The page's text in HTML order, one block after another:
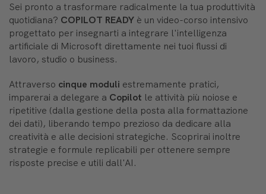
Sei pronto a trasformare radicalmente la tua produttività
quotidiana? COPILOT READY è un video-corso intensivo
progettato per insegnarti a integrare l'intelligenza
artificiale di Microsoft direttamente nei tuoi flussi di
lavoro, studio o business.
Attraverso cinque moduli estremamente pratici,
imparerai a delegare a Copilot le attività più noiose e
ripetitive (dalla gestione della posta alla formattazione
dei dati), liberando tempo prezioso da dedicare alla
creatività e alle decisioni strategiche. Scoprirai inoltre
strategie e formule replicabili per ottenere sempre
risposte precise e utili dall'AI.